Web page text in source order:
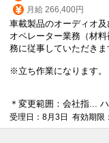
月給 266,400円
車載製品のオーディオ
オペレーター業務（材
務に従事していただきま
※立ち作業になります。
＊変更範囲：会社指...
受理日：8月3日 有効期限